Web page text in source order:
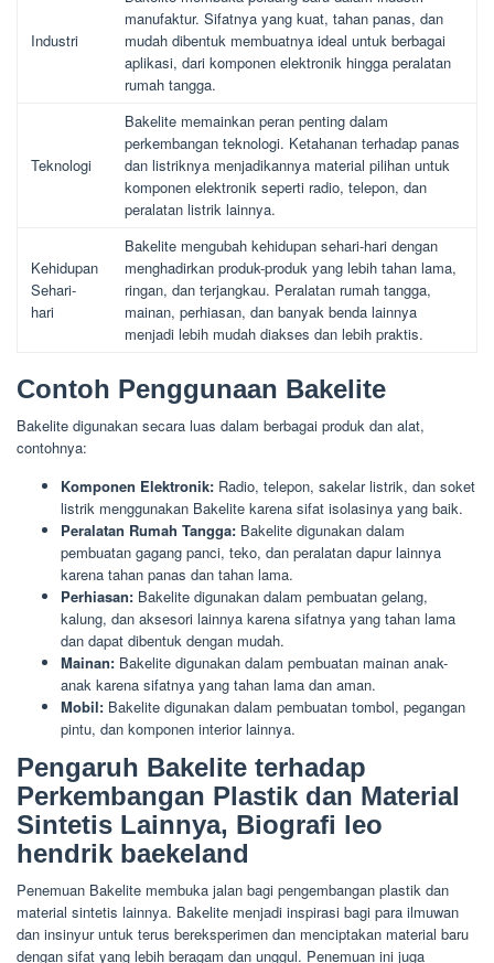
Industri
manufaktur. Sifatnya yang kuat, tahan panas, dan
mudah dibentuk membuatnya ideal untuk berbagai
aplikasi, dari komponen elektronik hingga peralatan
rumah tangga.
Teknologi
Bakelite memainkan peran penting dalam
perkembangan teknologi. Ketahanan terhadap panas
dan listriknya menjadikannya material pilihan untuk
komponen elektronik seperti radio, telepon, dan
peralatan listrik lainnya.
Kehidupan
Sehari-
hari
Bakelite mengubah kehidupan sehari-hari dengan
menghadirkan produk-produk yang lebih tahan lama,
ringan, dan terjangkau. Peralatan rumah tangga,
mainan, perhiasan, dan banyak benda lainnya
menjadi lebih mudah diakses dan lebih praktis.
Contoh Penggunaan Bakelite
Bakelite digunakan secara luas dalam berbagai produk dan alat,
contohnya:
Komponen Elektronik: Radio, telepon, sakelar listrik, dan soket
listrik menggunakan Bakelite karena sifat isolasinya yang baik.
Peralatan Rumah Tangga: Bakelite digunakan dalam
pembuatan gagang panci, teko, dan peralatan dapur lainnya
karena tahan panas dan tahan lama.
Perhiasan: Bakelite digunakan dalam pembuatan gelang,
kalung, dan aksesori lainnya karena sifatnya yang tahan lama
dan dapat dibentuk dengan mudah.
Mainan: Bakelite digunakan dalam pembuatan mainan anak-
anak karena sifatnya yang tahan lama dan aman.
Mobil: Bakelite digunakan dalam pembuatan tombol, pegangan
pintu, dan komponen interior lainnya.
Pengaruh Bakelite terhadap
Perkembangan Plastik dan Material
Sintetis Lainnya, Biografi leo
hendrik baekeland
Penemuan Bakelite membuka jalan bagi pengembangan plastik dan
material sintetis lainnya. Bakelite menjadi inspirasi bagi para ilmuwan
dan insinyur untuk terus bereksperimen dan menciptakan material baru
dengan sifat yang lebih beragam dan unggul. Penemuan ini juga